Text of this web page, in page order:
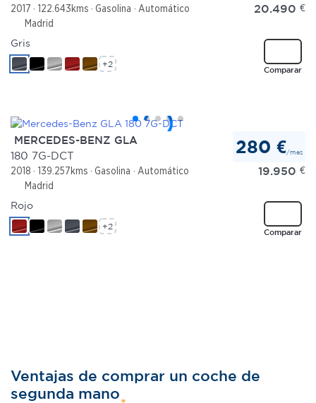
2017 122.643kms Gasolina
Automático
Madrid
20.490 €
Comparar
Gris
+2
MERCEDES-BENZ GLA
180 7G-DCT
2018 139.257kms Gasolina
Automático
Madrid
280 €/mes
19.950 €
Comparar
Rojo
+2
Ventajas de comprar un coche de
segunda mano